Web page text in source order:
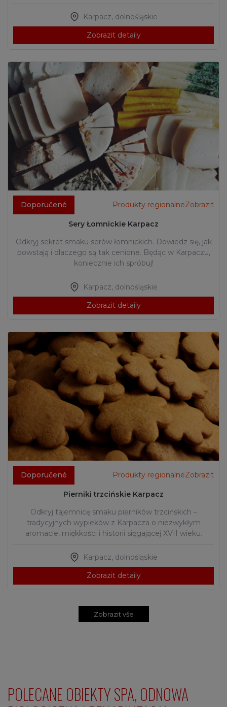
Karpacz, dolnośląskie
Zobrazit detaily
Doporučené Produkty regionalneZobrazit
Sery Łomnickie Karpacz
Odkryj sekret smaku serów łomnickich. Dowiedz się, jak
powstają i dlaczego są tak cenione. Będąc w Karpaczu,
koniecznie ich spróbuj!
Karpacz, dolnośląskie
Zobrazit detaily
Doporučené Produkty regionalneZobrazit
Pierniki trzcińskie Karpacz
Odkryj tajemnicę smaku pierników trzcińskich –
tradycyjnych wypieków z Karpacza o niezwykłym
aromacie, miękkości i historii sięgającej XVII wieku.
Karpacz, dolnośląskie
Zobrazit detaily
Zobrazit vše
POLECANE OBIEKTY SPA, ODNOWA